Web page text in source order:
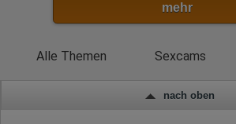
mehr
Alle Themen Sexcams
nach oben